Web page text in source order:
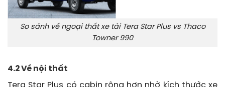
So sánh về ngoại thất xe tải Tera Star Plus vs Thaco
Towner 990
4.2 Về nội thất